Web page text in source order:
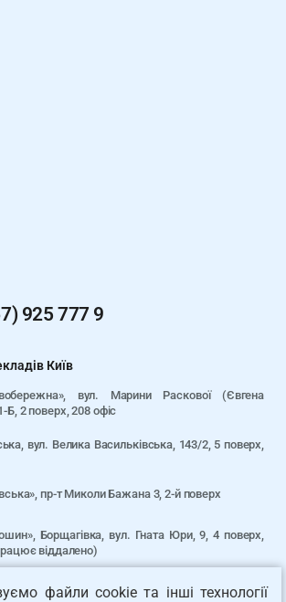
925 777 9
Київ
вул. Марини Раскової (Євгена
2 поверх, 208 офіс
вул. Велика Васильківська, 143/2, 5 поверх,
пр-т Миколи Бажана 3, 2-й поверх
Борщагівка, вул. Гната Юри, 9, 4 поверх,
віддалено)
вул. Юрія Іллєнка (Мельникова), 2/10, 5
файли cookie та інші технології